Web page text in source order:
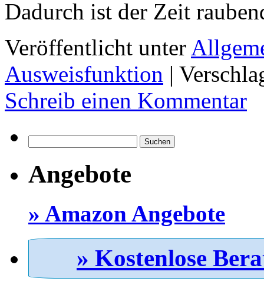
Dadurch ist der Zeit
Veröffentlicht unter
Ausweisfunktion |
Schreib einen Kommentar
nach:
Angebote
» Amazon Angebote
» Kostenlose